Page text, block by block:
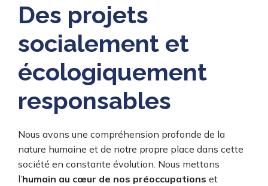
Des projets
socialement et
écologiquement
responsables
Nous avons une compréhension profonde de la
nature humaine et de notre propre place dans cette
société en constante évolution. Nous mettons
l’humain au cœur de nos préoccupations et